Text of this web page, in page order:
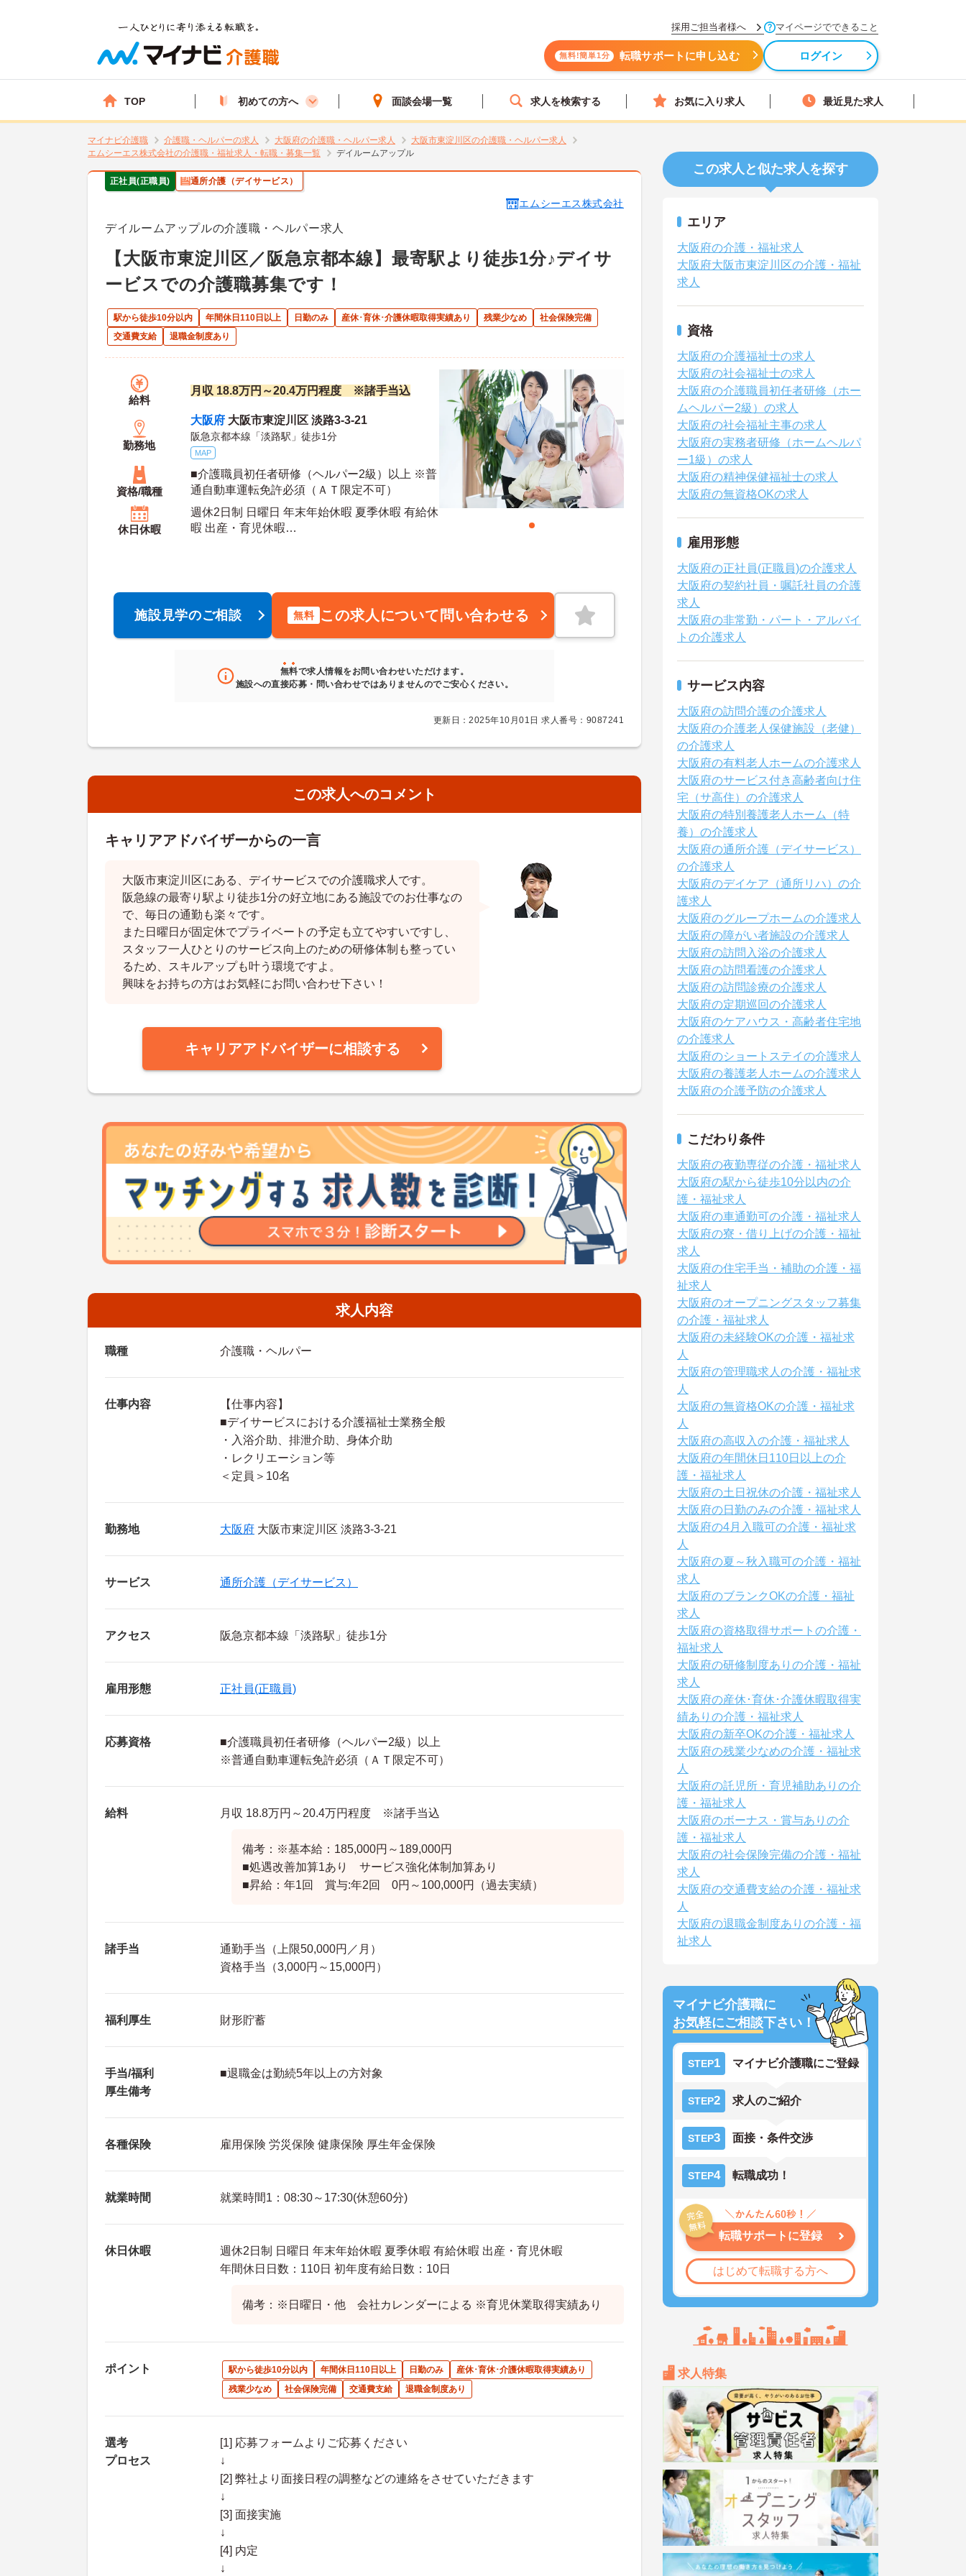
採用ご担当者様へ マイページでできること
無料!簡単1分 転職サポートに申し込む ログイン
TOP 初めての方へ 面談会場一覧 求人を検索する お気に入り求人 最近見た求人
マイナビ介護職 介護職・ヘルパーの求人 大阪府の介護職・ヘルパー求人
大阪市東淀川区の介護職・ヘルパー求人
エムシーエス株式会社の介護職・福祉求人・転職・募集一覧
デイルームアップル
正社員(正職員) 通所介護（デイサービス）
エムシーエス株式会社
デイルームアップルの介護職・ヘルパー求人
【大阪市東淀川区／阪急京都本線】最寄駅より徒歩1分♪デイサ
ービスでの介護職募集です！
駅から徒歩10分以内 年間休日110日以上 日勤のみ 産休･育休･介護休暇取得実績あり 残業少なめ
社会保険完備
交通費支給
退職金制度あり
給料
月収 18.8万円～20.4万円程度 ※諸手当込
勤務地
大阪府 大阪市東淀川区 淡路3-3-21
阪急京都本線「淡路駅」徒歩1分
MAP
資格/職種
■介護職員初任者研修（ヘルパー2級）以上 ※普
通自動車運転免許必須（ＡＴ限定不可）
休日休暇
週休2日制 日曜日 年末年始休暇 夏季休暇 有給休
暇 出産・育児休暇
施設見学のご相談 無料 この求人について問い合わせる
無料で求人情報をお問い合わせいただけます。
施設への直接応募・問い合わせではありませんのでご安心ください。
更新日：2025年10月01日 求人番号：9087241
この求人へのコメント
キャリアアドバイザーからの一言
大阪市東淀川区にある、デイサービスでの介護職求人です。
阪急線の最寄り駅より徒歩1分の好立地にある施設でのお仕事なの
で、毎日の通勤も楽々です。
また日曜日が固定休でプライベートの予定も立てやすいですし、
スタッフ一人ひとりのサービス向上のための研修体制も整ってい
るため、スキルアップも叶う環境ですよ。
興味をお持ちの方はお気軽にお問い合わせ下さい！
キャリアアドバイザーに相談する
求人内容
職種 介護職・ヘルパー
仕事内容
【仕事内容】
■デイサービスにおける介護福祉士業務全般
・入浴介助、排泄介助、身体介助
・レクリエーション等
＜定員＞10名
勤務地 大阪府 大阪市東淀川区 淡路3-3-21
サービス 通所介護（デイサービス）
アクセス 阪急京都本線「淡路駅」徒歩1分
雇用形態 正社員(正職員)
応募資格
■介護職員初任者研修（ヘルパー2級）以上
※普通自動車運転免許必須（ＡＴ限定不可）
給料 月収 18.8万円～20.4万円程度 ※諸手当込
備考：※基本給：185,000円～189,000円
■処遇改善加算1あり サービス強化体制加算あり
■昇給：年1回 賞与:年2回 0円～100,000円（過去実績）
諸手当
通勤手当（上限50,000円／月）
資格手当（3,000円～15,000円）
福利厚生 財形貯蓄
手当/福利
厚生備考
■退職金は勤続5年以上の方対象
各種保険 雇用保険 労災保険 健康保険 厚生年金保険
就業時間 就業時間1：08:30～17:30(休憩60分)
休日休暇
週休2日制 日曜日 年末年始休暇 夏季休暇 有給休暇 出産・育児休暇
年間休日日数：110日 初年度有給日数：10日
備考：※日曜日・他 会社カレンダーによる ※育児休業取得実績あり
ポイント 駅から徒歩10分以内 年間休日110日以上 日勤のみ
産休･育休･介護休暇取得実績あり
残業少なめ
社会保険完備 交通費支給 退職金制度あり
選考
プロセス
[1] 応募フォームよりご応募ください
↓
[2] 弊社より面接日程の調整などの連絡をさせていただきます
↓
[3] 面接実施
↓
[4] 内定
↓
この求人と似た求人を探す
エリア
大阪府の介護・福祉求人
大阪府大阪市東淀川区の介護・福祉
求人
資格
大阪府の介護福祉士の求人
大阪府の社会福祉士の求人
大阪府の介護職員初任者研修（ホー
ムヘルパー2級）の求人
大阪府の社会福祉主事の求人
大阪府の実務者研修（ホームヘルパ
ー1級）の求人
大阪府の精神保健福祉士の求人
大阪府の無資格OKの求人
雇用形態
大阪府の正社員(正職員)の介護求人
大阪府の契約社員・嘱託社員の介護
求人
大阪府の非常勤・パート・アルバイ
トの介護求人
サービス内容
大阪府の訪問介護の介護求人
大阪府の介護老人保健施設（老健）
の介護求人
大阪府の有料老人ホームの介護求人
大阪府のサービス付き高齢者向け住
宅（サ高住）の介護求人
大阪府の特別養護老人ホーム（特
養）の介護求人
大阪府の通所介護（デイサービス）
の介護求人
大阪府のデイケア（通所リハ）の介
護求人
大阪府のグループホームの介護求人
大阪府の障がい者施設の介護求人
大阪府の訪問入浴の介護求人
大阪府の訪問看護の介護求人
大阪府の訪問診療の介護求人
大阪府の定期巡回の介護求人
大阪府のケアハウス・高齢者住宅地
の介護求人
大阪府のショートステイの介護求人
大阪府の養護老人ホームの介護求人
大阪府の介護予防の介護求人
こだわり条件
大阪府の夜勤専従の介護・福祉求人
大阪府の駅から徒歩10分以内の介
護・福祉求人
大阪府の車通勤可の介護・福祉求人
大阪府の寮・借り上げの介護・福祉
求人
大阪府の住宅手当・補助の介護・福
祉求人
大阪府のオープニングスタッフ募集
の介護・福祉求人
大阪府の未経験OKの介護・福祉求
人
大阪府の管理職求人の介護・福祉求
人
大阪府の無資格OKの介護・福祉求
人
大阪府の高収入の介護・福祉求人
大阪府の年間休日110日以上の介
護・福祉求人
大阪府の土日祝休の介護・福祉求人
大阪府の日勤のみの介護・福祉求人
大阪府の4月入職可の介護・福祉求
人
大阪府の夏～秋入職可の介護・福祉
求人
大阪府のブランクOKの介護・福祉
求人
大阪府の資格取得サポートの介護・
福祉求人
大阪府の研修制度ありの介護・福祉
求人
大阪府の産休･育休･介護休暇取得実
績ありの介護・福祉求人
大阪府の新卒OKの介護・福祉求人
大阪府の残業少なめの介護・福祉求
人
大阪府の託児所・育児補助ありの介
護・福祉求人
大阪府のボーナス・賞与ありの介
護・福祉求人
大阪府の社会保険完備の介護・福祉
求人
大阪府の交通費支給の介護・福祉求
人
大阪府の退職金制度ありの介護・福
祉求人
マイナビ介護職に
お気軽にご相談下さい！
STEP1 マイナビ介護職にご登録
STEP2 求人のご紹介
STEP3 面接・条件交渉
STEP4 転職成功！
転職サポートに登録
はじめて転職する方へ
求人特集